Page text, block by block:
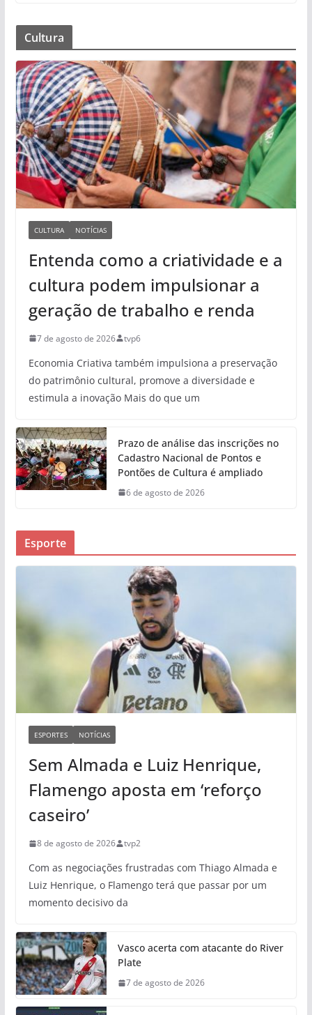
Cultura
CULTURA NOTÍCIAS
Entenda como a criatividade e a
cultura podem impulsionar a
geração de trabalho e renda
7 de agosto de 2026 tvp6
Economia Criativa também impulsiona a preservação
do patrimônio cultural, promove a diversidade e
estimula a inovação Mais do que um
Prazo de análise das inscrições no
Cadastro Nacional de Pontos e
Pontões de Cultura é ampliado
6 de agosto de 2026
Esporte
ESPORTES NOTÍCIAS
Sem Almada e Luiz Henrique,
Flamengo aposta em ‘reforço
caseiro’
8 de agosto de 2026 tvp2
Com as negociações frustradas com Thiago Almada e
Luiz Henrique, o Flamengo terá que passar por um
momento decisivo da
Vasco acerta com atacante do River
Plate
7 de agosto de 2026